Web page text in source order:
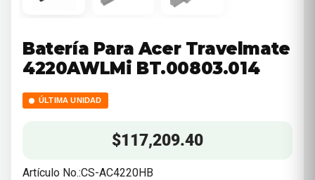
Batería Para Acer Travelmate
4220AWLMi BT.00803.014
ÚLTIMA UNIDAD
$117,209.40
Artículo No.:CS-AC4220HB